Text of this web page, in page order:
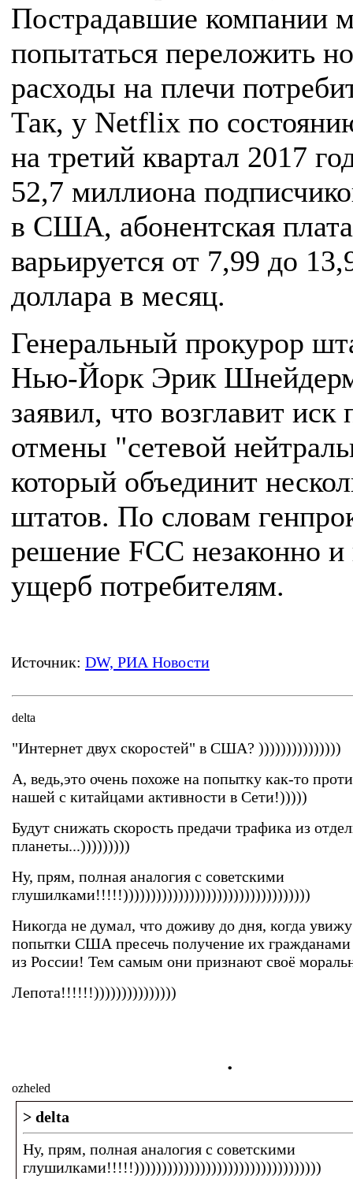
Пострадавшие компании
попытаться переложить
расходы на плечи
Так, у Netflix по
на третий квартал 2017
52,7 миллиона
в США, абонентская плата
варьируется от 7,99 до
доллара в месяц.
Генеральный прокурор
Нью-Йорк Эрик
заявил, что возглавит иск
отмены "сетевой
который объединит
штатов. По словам
решение FCC незаконно и
ущерб потребителям.
Источник: DW, РИА Новости
delta
"Интернет двух скоростей" в США? )))))))))))))))
А, ведь,это очень похоже на попытку как-то
нашей с китайцами активности в Сети!)))))
Будут снижать скорость предачи трафика из
планеты...)))))))))
Ну, прям, полная аналогия с советскими
глушилками!!!!!))))))))))))))))))))))))))))))))))
Никогда не думал, что доживу до дня, когда
попытки США пресечь получение их
из России! Тем самым они признают своё
Лепота!!!!!!)))))))))))))))
.
ozheled
> delta
Ну, прям, полная аналогия с советскими
глушилками!!!!!))))))))))))))))))))))))))))))))))